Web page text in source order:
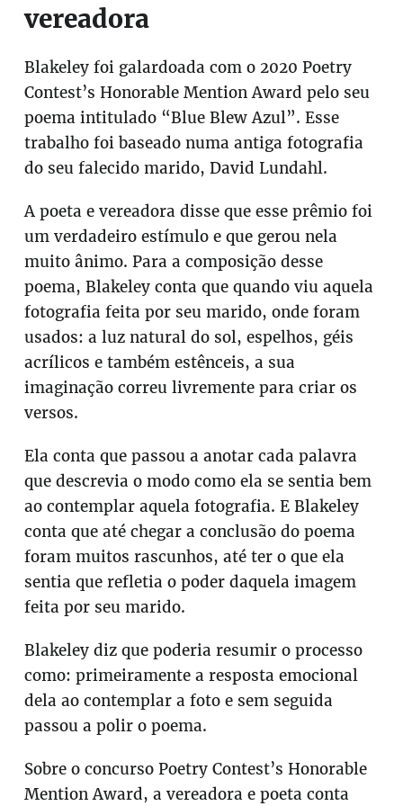
vereadora
Blakeley foi galardoada com o 2020 Poetry
Contest’s Honorable Mention Award pelo seu
poema intitulado “Blue Blew Azul”. Esse
trabalho foi baseado numa antiga fotografia
do seu falecido marido, David Lundahl.
A poeta e vereadora disse que esse prêmio foi
um verdadeiro estímulo e que gerou nela
muito ânimo. Para a composição desse
poema, Blakeley conta que quando viu aquela
fotografia feita por seu marido, onde foram
usados: a luz natural do sol, espelhos, géis
acrílicos e também estênceis, a sua
imaginação correu livremente para criar os
versos.
Ela conta que passou a anotar cada palavra
que descrevia o modo como ela se sentia bem
ao contemplar aquela fotografia. E Blakeley
conta que até chegar a conclusão do poema
foram muitos rascunhos, até ter o que ela
sentia que refletia o poder daquela imagem
feita por seu marido.
Blakeley diz que poderia resumir o processo
como: primeiramente a resposta emocional
dela ao contemplar a foto e sem seguida
passou a polir o poema.
Sobre o concurso Poetry Contest’s Honorable
Mention Award, a vereadora e poeta conta